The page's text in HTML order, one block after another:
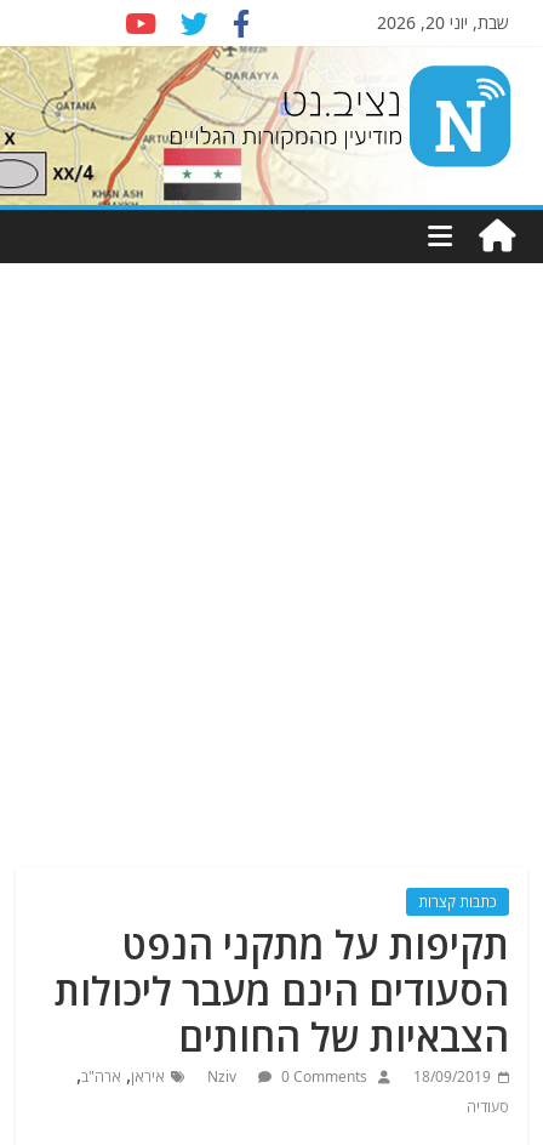
שבת, יוני 20, 2026
Nziv.net
מודיעין
מהמקורות
כתבות קצרות
תקיפות על מתקני הנפט
הסעודים הינם מעבר ליכולות
הצבאיות של החותים
18/09/2019
Nziv 0 Comments איראן, ארה"ב,
סעודיה